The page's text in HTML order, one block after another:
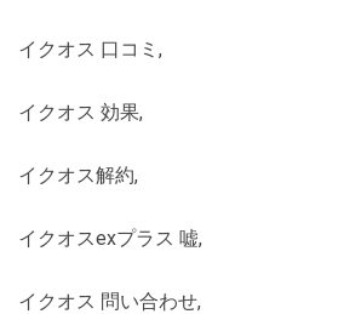
イクオス 口コミ,
イクオス 効果,
イクオス解約,
イクオスexプラス 嘘,
イクオス 問い合わせ,